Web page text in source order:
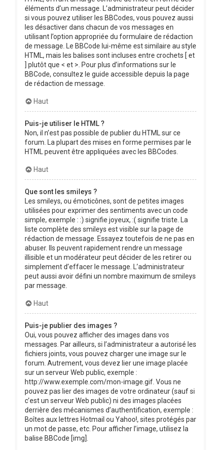
éléments d’un message. L’administrateur peut décider
si vous pouvez utiliser les BBCodes, vous pouvez aussi
les désactiver dans chacun de vos messages en
utilisant l’option appropriée du formulaire de rédaction
de message. Le BBCode lui-même est similaire au style
HTML, mais les balises sont incluses entre crochets [ et
] plutôt que < et >. Pour plus d’informations sur le
BBCode, consultez le guide accessible depuis la page
de rédaction de message.
Haut
Puis-je utiliser le HTML ?
Non, il n’est pas possible de publier du HTML sur ce
forum. La plupart des mises en forme permises par le
HTML peuvent être appliquées avec les BBCodes.
Haut
Que sont les smileys ?
Les smileys, ou émoticônes, sont de petites images
utilisées pour exprimer des sentiments avec un code
simple, exemple : :) signifie joyeux, :( signifie triste. La
liste complète des smileys est visible sur la page de
rédaction de message. Essayez toutefois de ne pas en
abuser. Ils peuvent rapidement rendre un message
illisible et un modérateur peut décider de les retirer ou
simplement d’effacer le message. L’administrateur
peut aussi avoir défini un nombre maximum de smileys
par message.
Haut
Puis-je publier des images ?
Oui, vous pouvez afficher des images dans vos
messages. Par ailleurs, si l’administrateur a autorisé les
fichiers joints, vous pouvez charger une image sur le
forum. Autrement, vous devez lier une image placée
sur un serveur Web public, exemple :
http://www.exemple.com/mon-image.gif. Vous ne
pouvez pas lier des images de votre ordinateur (sauf si
c’est un serveur Web public) ni des images placées
derrière des mécanismes d’authentification, exemple :
Boîtes aux lettres Hotmail ou Yahoo!, sites protégés par
un mot de passe, etc. Pour afficher l’image, utilisez la
balise BBCode [img].